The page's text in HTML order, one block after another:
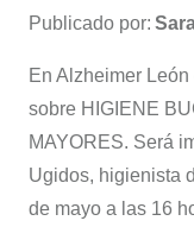
Publicado por:
En Alzheimer
sobre HIGIENE
MAYORES. Será
Ugidos, higienista
de mayo a las 16